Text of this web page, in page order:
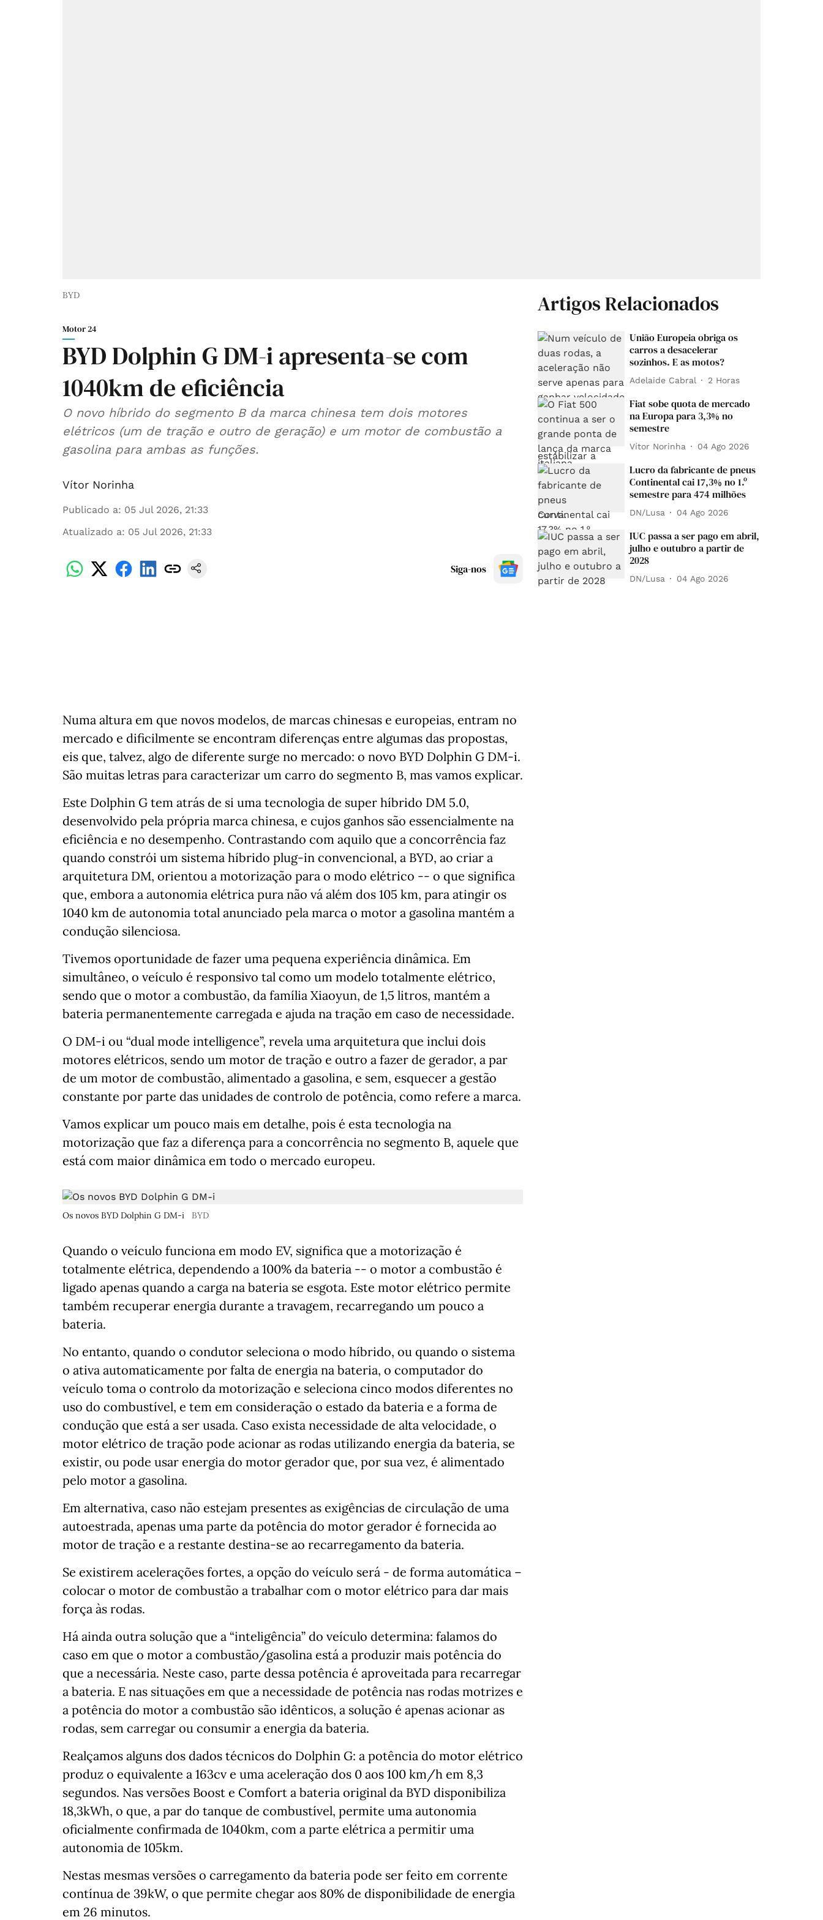
BYD
Motor 24
BYD Dolphin G DM-i apresenta-se com
1040km de eficiência
O novo híbrido do segmento B da marca chinesa tem dois motores
elétricos (um de tração e outro de geração) e um motor de combustão a
gasolina para ambas as funções.
Vítor Norinha
Publicado a: 05 Jul 2026, 21:33
Atualizado a: 05 Jul 2026, 21:33
Siga-nos
Numa altura em que novos modelos, de marcas chinesas e europeias, entram no
mercado e dificilmente se encontram diferenças entre algumas das propostas,
eis que, talvez, algo de diferente surge no mercado: o novo BYD Dolphin G DM-i.
São muitas letras para caracterizar um carro do segmento B, mas vamos explicar.
Este Dolphin G tem atrás de si uma tecnologia de super híbrido DM 5.0,
desenvolvido pela própria marca chinesa, e cujos ganhos são essencialmente na
eficiência e no desempenho. Contrastando com aquilo que a concorrência faz
quando constrói um sistema híbrido plug-in convencional, a BYD, ao criar a
arquitetura DM, orientou a motorização para o modo elétrico -- o que significa
que, embora a autonomia elétrica pura não vá além dos 105 km, para atingir os
1040 km de autonomia total anunciado pela marca o motor a gasolina mantém a
condução silenciosa.
Tivemos oportunidade de fazer uma pequena experiência dinâmica. Em
simultâneo, o veículo é responsivo tal como um modelo totalmente elétrico,
sendo que o motor a combustão, da família Xiaoyun, de 1,5 litros, mantém a
bateria permanentemente carregada e ajuda na tração em caso de necessidade.
O DM-i ou “dual mode intelligence”, revela uma arquitetura que inclui dois
motores elétricos, sendo um motor de tração e outro a fazer de gerador, a par
de um motor de combustão, alimentado a gasolina, e sem, esquecer a gestão
constante por parte das unidades de controlo de potência, como refere a marca.
Vamos explicar um pouco mais em detalhe, pois é esta tecnologia na
motorização que faz a diferença para a concorrência no segmento B, aquele que
está com maior dinâmica em todo o mercado europeu.
Os novos BYD Dolphin G DM-i BYD
Quando o veículo funciona em modo EV, significa que a motorização é
totalmente elétrica, dependendo a 100% da bateria -- o motor a combustão é
ligado apenas quando a carga na bateria se esgota. Este motor elétrico permite
também recuperar energia durante a travagem, recarregando um pouco a
bateria.
No entanto, quando o condutor seleciona o modo híbrido, ou quando o sistema
o ativa automaticamente por falta de energia na bateria, o computador do
veículo toma o controlo da motorização e seleciona cinco modos diferentes no
uso do combustível, e tem em consideração o estado da bateria e a forma de
condução que está a ser usada. Caso exista necessidade de alta velocidade, o
motor elétrico de tração pode acionar as rodas utilizando energia da bateria, se
existir, ou pode usar energia do motor gerador que, por sua vez, é alimentado
pelo motor a gasolina.
Em alternativa, caso não estejam presentes as exigências de circulação de uma
autoestrada, apenas uma parte da potência do motor gerador é fornecida ao
motor de tração e a restante destina-se ao recarregamento da bateria.
Se existirem acelerações fortes, a opção do veículo será - de forma automática –
colocar o motor de combustão a trabalhar com o motor elétrico para dar mais
força às rodas.
Há ainda outra solução que a “inteligência” do veículo determina: falamos do
caso em que o motor a combustão/gasolina está a produzir mais potência do
que a necessária. Neste caso, parte dessa potência é aproveitada para recarregar
a bateria. E nas situações em que a necessidade de potência nas rodas motrizes e
a potência do motor a combustão são idênticos, a solução é apenas acionar as
rodas, sem carregar ou consumir a energia da bateria.
Realçamos alguns dos dados técnicos do Dolphin G: a potência do motor elétrico
produz o equivalente a 163cv e uma aceleração dos 0 aos 100 km/h em 8,3
segundos. Nas versões Boost e Comfort a bateria original da BYD disponibiliza
18,3kWh, o que, a par do tanque de combustível, permite uma autonomia
oficialmente confirmada de 1040km, com a parte elétrica a permitir uma
autonomia de 105km.
Nestas mesmas versões o carregamento da bateria pode ser feito em corrente
contínua de 39kW, o que permite chegar aos 80% de disponibilidade de energia
em 26 minutos.
Artigos Relacionados
União Europeia obriga os
carros a desacelerar
sozinhos. E as motos?
Adelaide Cabral 2 Horas
Fiat sobe quota de mercado
na Europa para 3,3% no
semestre
Vítor Norinha 04 Ago 2026
Lucro da fabricante de pneus
Continental cai 17,3% no 1.º
semestre para 474 milhões
DN/Lusa 04 Ago 2026
IUC passa a ser pago em abril,
julho e outubro a partir de
2028
DN/Lusa 04 Ago 2026